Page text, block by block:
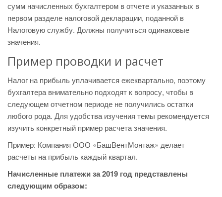
сумм начисленных бухгалтером в отчете и указанных в
первом разделе налоговой декларации, поданной в
Налоговую службу. Должны получиться одинаковые
значения.
Пример проводки и расчет
Налог на прибыль уплачивается ежеквартально, поэтому
бухгалтера внимательно подходят к вопросу, чтобы в
следующем отчетном периоде не получились остатки
любого рода. Для удобства изучения темы рекомендуется
изучить конкретный пример расчета значения.
Пример: Компания ООО «БашВентМонтаж» делает
расчеты на прибыль каждый квартал.
Начисленные платежи за 2019 год представлены
следующим образом: